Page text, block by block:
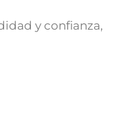
y confianza,